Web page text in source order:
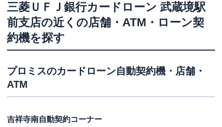
三菱ＵＦＪ銀行カードローン 武蔵境駅
前支店の近くの店舗・ATM・ローン契
約機を探す
プロミスのカードローン自動契約機・店舗・
ATM
吉祥寺南自動契約コーナー